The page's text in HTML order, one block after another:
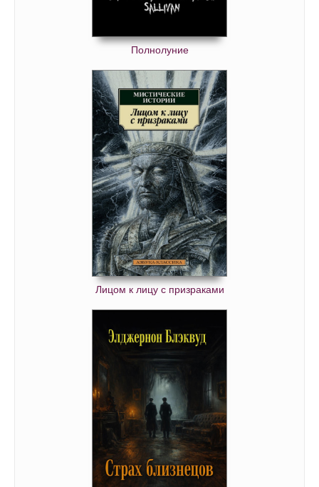
Полнолуние
Лицом к лицу с призраками